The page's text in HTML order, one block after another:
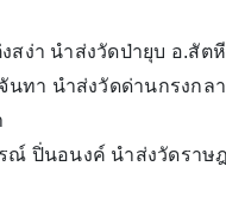
สง่า นำส่งวัดป่ายุบ อ.สัต
นทา นำส่งวัดด่านกรงกล
ณ์ ปิ่นอนงค์ นำส่งวัดราษ